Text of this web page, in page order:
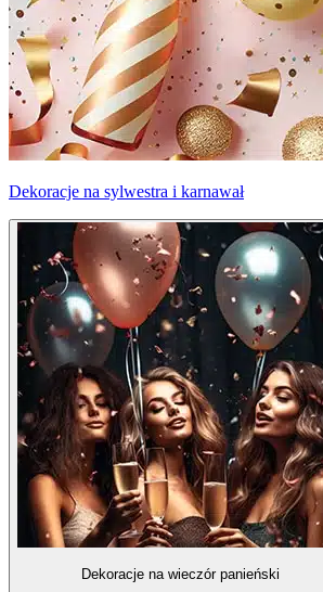
Dekoracje na sylwestra i karnawał
Dekoracje na wieczór panieński